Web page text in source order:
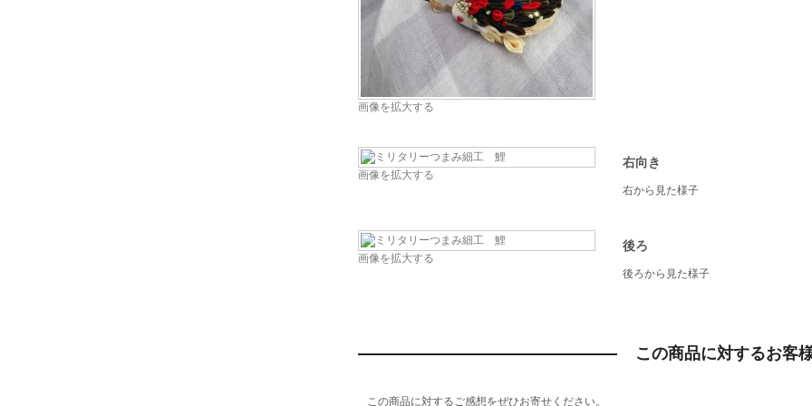
画像を拡大する
画像を拡大する
右向き
右から見た様子
画像を拡大する
後ろ
後ろから見た様子
この商品に対するお客
この商品に対するご感想をぜひお寄せください。